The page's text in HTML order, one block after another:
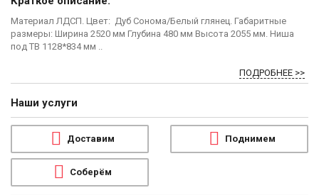
Материал ЛДСП. Цвет: Дуб Сонома/Белый глянец. Габаритные
размеры: Ширина 2520 мм Глубина 480 мм Высота 2055 мм. Ниша
под ТВ 1128*834 мм ..
ПОДРОБНЕЕ >>
Наши услуги
Доставим Поднимем
Соберём